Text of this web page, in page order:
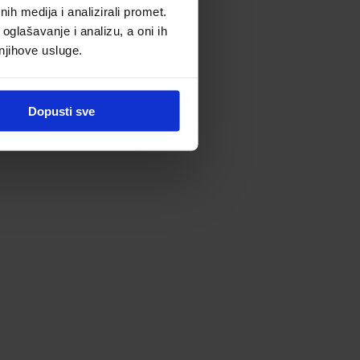
medija i analizirali promet.
i analizu, a oni ih
usluge.
Dopusti sve